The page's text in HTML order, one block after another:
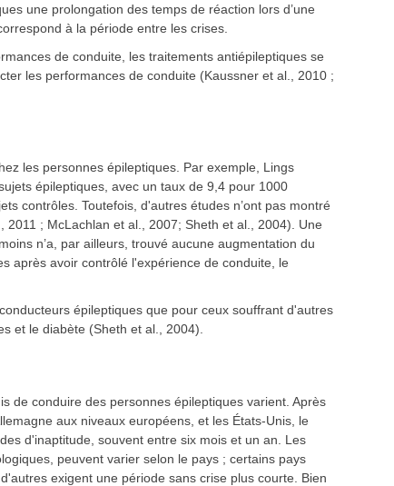
une prolongation des temps de réaction lors d’une
à la période entre les crises.
de conduite, les traitements antiépileptiques se
les performances de conduite (Kaussner et al., 2010 ;
les personnes épileptiques. Par exemple, Lings
épileptiques, avec un taux de 9,4 pour 1000
contrôles. Toutefois, d'autres études n’ont pas montré
2011 ; McLachlan et al., 2007; Sheth et al., 2004). Une
n’a, par ailleurs, trouvé aucune augmentation du
après avoir contrôlé l'expérience de conduite, le
épileptiques que pour ceux souffrant d'autres
et le diabète (Sheth et al., 2004).
de conduire des personnes épileptiques varient. Après
aux niveaux européens, et les États-Unis, le
d'inaptitude, souvent entre six mois et un an. Les
peuvent varier selon le pays ; certains pays
exigent une période sans crise plus courte. Bien